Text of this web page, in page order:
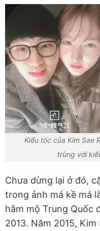
Kiểu tóc của Kim Sae
trùng với
Chưa dừng lại ở đó,
trong ảnh má kề má
hâm mộ Trung Quốc
2013. Năm 2015,